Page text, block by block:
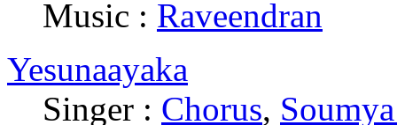
Music : Raveendran
Yesunaayaka
Singer : Chorus,